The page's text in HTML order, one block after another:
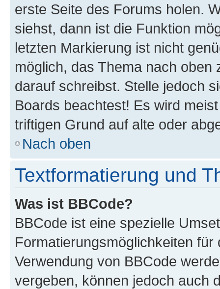
erste Seite des Forums holen.
siehst, dann ist die Funktion
letzten Markierung ist nicht
möglich, das Thema nach oben
darauf schreibst. Stelle jedoch
Boards beachtest! Es wird
triftigen Grund auf alte oder
Nach oben
Textformatierung und
Was ist BBCode?
BBCode ist eine spezielle
Formatierungsmöglichkeiten
Verwendung von BBCode
vergeben, können jedoch auch